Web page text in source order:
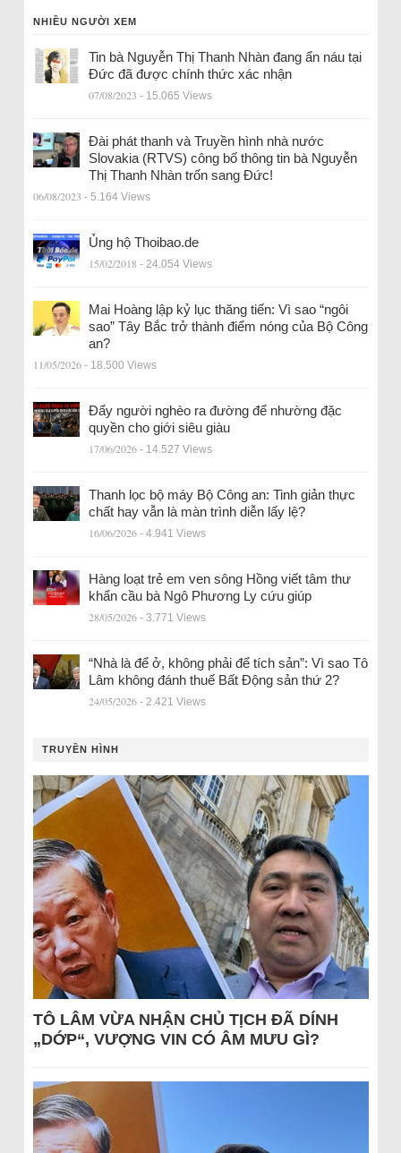
NHIỀU NGƯỜI XEM
Tin bà Nguyễn Thị Thanh Nhàn đang ẩn náu tại
Đức đã được chính thức xác nhận
07/08/2023 - 15.065 Views
Đài phát thanh và Truyền hình nhà nước
Slovakia (RTVS) công bố thông tin bà Nguyễn
Thị Thanh Nhàn trốn sang Đức!
06/08/2023 - 5.164 Views
Ủng hộ Thoibao.de
15/02/2018 - 24.054 Views
Mai Hoàng lập kỷ lục thăng tiến: Vì sao “ngôi
sao” Tây Bắc trở thành điểm nóng của Bộ Công
an?
11/05/2026 - 18.500 Views
Đẩy người nghèo ra đường để nhường đặc
quyền cho giới siêu giàu
17/06/2026 - 14.527 Views
Thanh lọc bộ máy Bộ Công an: Tinh giản thực
chất hay vẫn là màn trình diễn lấy lệ?
16/06/2026 - 4.941 Views
Hàng loạt trẻ em ven sông Hồng viết tâm thư
khẩn cầu bà Ngô Phương Ly cứu giúp
28/05/2026 - 3.771 Views
“Nhà là để ở, không phải để tích sản”: Vì sao Tô
Lâm không đánh thuế Bất Động sản thứ 2?
24/05/2026 - 2.421 Views
TRUYỀN HÌNH
TÔ LÂM VỪA NHẬN CHỦ TỊCH ĐÃ DÍNH
„DỚP“, VƯỢNG VIN CÓ ÂM MƯU GÌ?